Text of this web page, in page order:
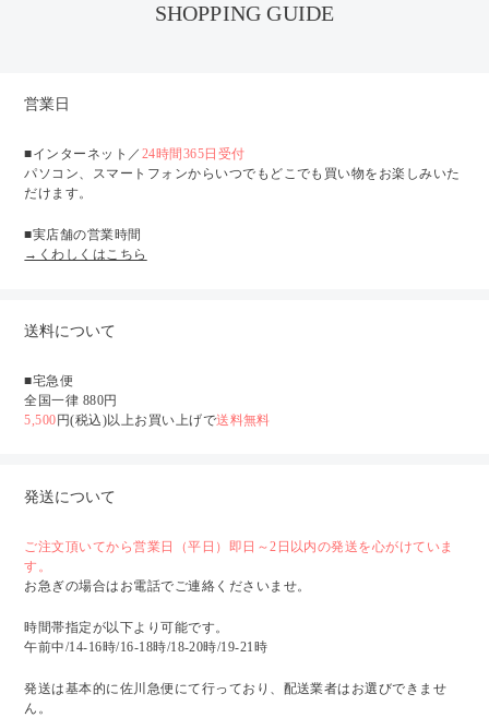
SHOPPING GUIDE
営業日
■インターネット／ 24時間365日受付
パソコン、スマートフォンからいつでもどこでも買い物をお楽しみいた
だけます。
■実店舗の営業時間
→くわしくはこちら
送料について
■宅急便
全国一律 880円
5,500 円(税込)以上お買い上げで送料無料
発送について
ご注文頂いてから営業日（平日）即日～2日以内の発送を心がけていま
す。
お急ぎの場合はお電話でご連絡くださいませ。
時間帯指定が以下より可能です。
午前中/14-16時/16-18時/18-20時/19-21時
発送は基本的に佐川急便にて行っており、配送業者はお選びできませ
ん。